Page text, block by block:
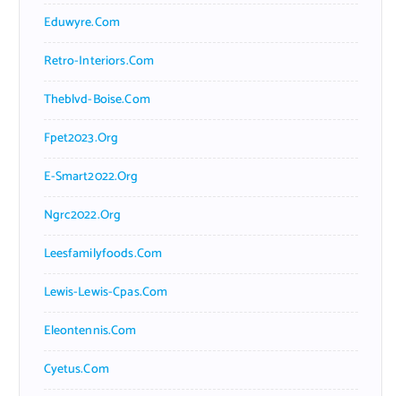
Eduwyre.com
Retro-Interiors.com
Theblvd-Boise.com
Fpet2023.org
E-Smart2022.org
Ngrc2022.org
Leesfamilyfoods.com
Lewis-Lewis-Cpas.com
Eleontennis.com
Cyetus.com